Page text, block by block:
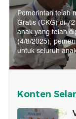
Pemerintah telah
Gratis (CKG) di
anak yang telah
(4/8/2025),
untuk seluruh
Konten